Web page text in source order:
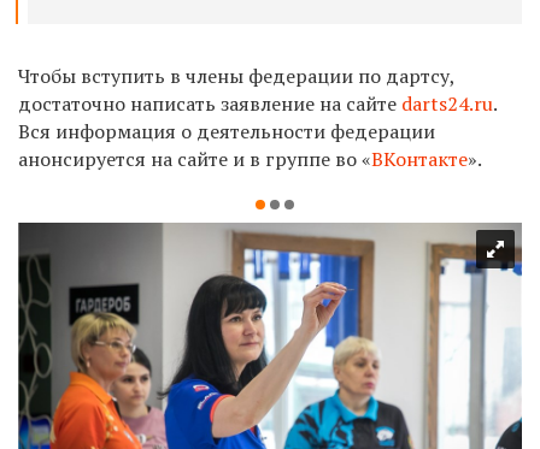
Чтобы вступить в члены федерации по дартсу,
достаточно написать заявление на сайте darts24.ru.
Вся информация о деятельности федерации
анонсируется на сайте и в группе во «ВКонтакте».